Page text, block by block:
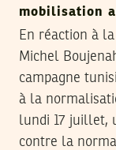
mobilisation
En réaction à
Michel
campagne
à la
lundi 17 juillet,
contre la